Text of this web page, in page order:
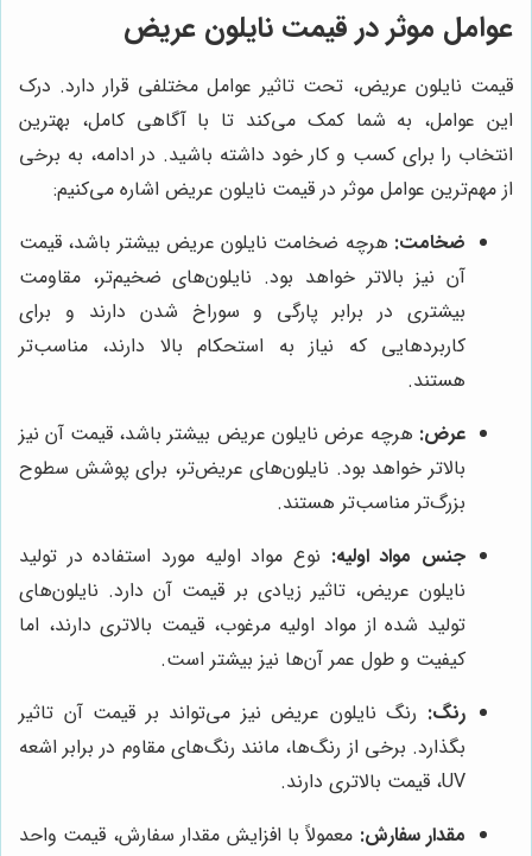
عوامل موثر در قیمت نایلون عریض
قیمت نایلون عریض، تحت تاثیر عوامل مختلفی قرار دارد. درک
این عوامل، به شما کمک می‌کند تا با آگاهی کامل، بهترین
انتخاب را برای کسب و کار خود داشته باشید. در ادامه، به برخی
از مهم‌ترین عوامل موثر در قیمت نایلون عریض اشاره می‌کنیم:
ضخامت: هرچه ضخامت نایلون عریض بیشتر باشد، قیمت
آن نیز بالاتر خواهد بود. نایلون‌های ضخیم‌تر، مقاومت
بیشتری در برابر پارگی و سوراخ شدن دارند و برای
کاربردهایی که نیاز به استحکام بالا دارند، مناسب‌تر
هستند.
عرض: هرچه عرض نایلون عریض بیشتر باشد، قیمت آن نیز
بالاتر خواهد بود. نایلون‌های عریض‌تر، برای پوشش سطوح
بزرگ‌تر مناسب‌تر هستند.
جنس مواد اولیه: نوع مواد اولیه مورد استفاده در تولید
نایلون عریض، تاثیر زیادی بر قیمت آن دارد. نایلون‌های
تولید شده از مواد اولیه مرغوب، قیمت بالاتری دارند، اما
کیفیت و طول عمر آن‌ها نیز بیشتر است.
رنگ: رنگ نایلون عریض نیز می‌تواند بر قیمت آن تاثیر
بگذارد. برخی از رنگ‌ها، مانند رنگ‌های مقاوم در برابر اشعه
UV، قیمت بالاتری دارند.
مقدار سفارش: معمولاً با افزایش مقدار سفارش، قیمت واحد